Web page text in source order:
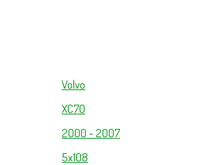
Volvo
XC70
2000 - 2007
5x108